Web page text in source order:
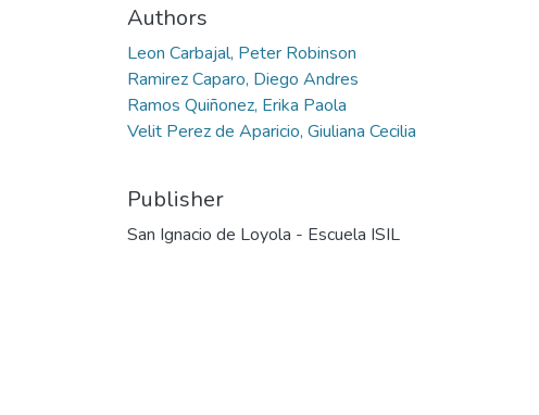
Authors
Leon Carbajal, Peter Robinson
Ramirez Caparo, Diego Andres
Ramos Quiñonez, Erika Paola
Velit Perez de Aparicio, Giuliana Cecilia
Publisher
San Ignacio de Loyola - Escuela ISIL